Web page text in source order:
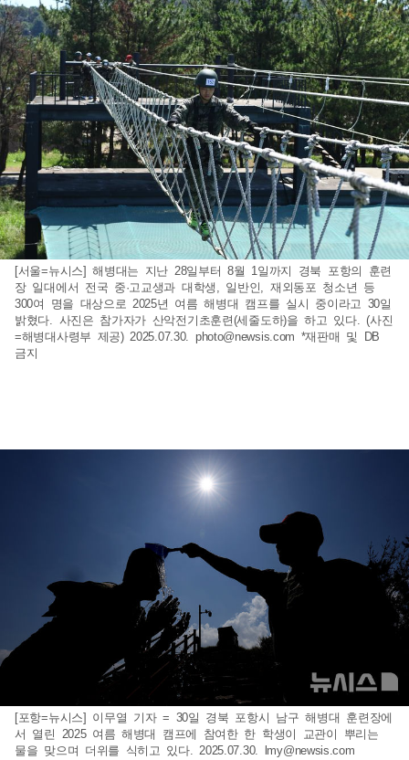
[서울=뉴시스] 해병대는 지난 28일부터 8월 1일까지 경북 포항의 훈련
장 일대에서 전국 중·고교생과 대학생, 일반인, 재외동포 청소년 등
300여 명을 대상으로 2025년 여름 해병대 캠프를 실시 중이라고 30일
밝혔다. 사진은 참가자가 산악전기초훈련(세줄도하)을 하고 있다. (사진
=해병대사령부 제공) 2025.07.30. photo@newsis.com *재판매 및 DB
금지
[포항=뉴시스] 이무열 기자 = 30일 경북 포항시 남구 해병대 훈련장에
서 열린 2025 여름 해병대 캠프에 참여한 한 학생이 교관이 뿌리는
물을 맞으며 더위를 식히고 있다. 2025.07.30.
lmy@newsis.com